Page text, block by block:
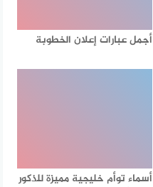
أجمل عبارات إعلان الخطوبة
أسماء توأم خليجية مميزة للذكور